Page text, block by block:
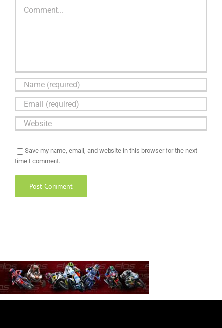
Save my name, email, and website in this browser for the next
time I comment.